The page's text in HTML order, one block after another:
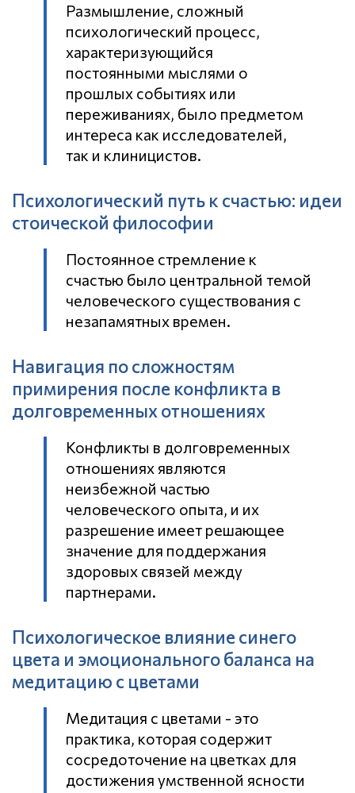
Размышление, сложный
психологический процесс,
характеризующийся
постоянными мыслями о
прошлых событиях или
переживаниях, было предметом
интереса как исследователей,
так и клиницистов.
Психологический путь к счастью: идеи
стоической философии
Постоянное стремление к
счастью было центральной темой
человеческого существования с
незапамятных времен.
Навигация по сложностям
примирения после конфликта в
долговременных отношениях
Конфликты в долговременных
отношениях являются
неизбежной частью
человеческого опыта, и их
разрешение имеет решающее
значение для поддержания
здоровых связей между
партнерами.
Психологическое влияние синего
цвета и эмоционального баланса на
медитацию с цветами
Медитация с цветами - это
практика, которая содержит
сосредоточение на цветках для
достижения умственной ясности